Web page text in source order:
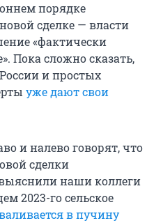
порядке
сделке — власти
«фактически
Пока сложно сказать,
и простых
уже дают свои
и налево говорят, что
сделки
наши коллеги
2023-го сельское
в пучину